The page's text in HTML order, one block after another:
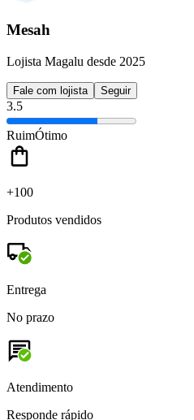
Mesah
Lojista Magalu desde 2025
Fale com lojista Seguir
3.5
RuimÓtimo
+100
Produtos vendidos
Entrega
No prazo
Atendimento
Responde rápido